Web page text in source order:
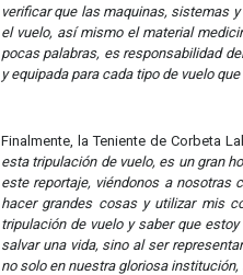
verificar que las maquinas, sistemas
el vuelo, así mismo el material
pocas palabras, es responsabilidad
y equipada para cada tipo de vuelo
Finalmente, la Teniente de Corbeta
esta tripulación de vuelo, es un gran
este reportaje, viéndonos a nosotras
hacer grandes cosas y utilizar mis
tripulación de vuelo y saber que
salvar una vida, sino al ser
no solo en nuestra gloriosa